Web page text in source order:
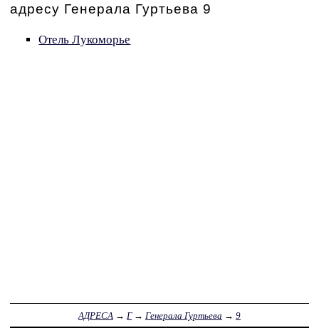
адресу Генерала Гуртьева 9
Отель Лукоморье
АДРЕСА → Г→ Генерала Гуртьева → 9